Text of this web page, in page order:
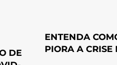
DE
ENTENDA
PIORA A